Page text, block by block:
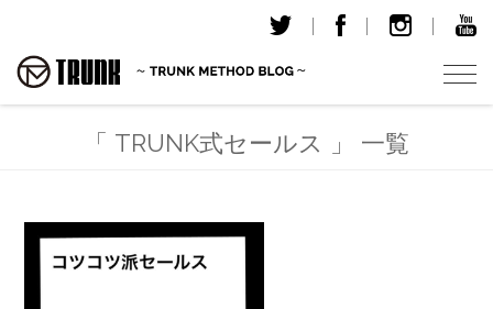
T
o
「 TRUNK式セールス 」 一覧